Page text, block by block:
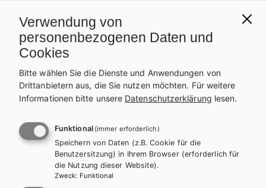
P
d
n
a
V
e
aEs konnten keine passenden
Produkte gefunden werden.
Verwendung von
personenbezogenen Daten und
Cookies
Bitte wählen Sie die Dienste und Anwendungen von
Drittanbietern aus, die Sie nutzen möchten. Für weitere
Informationen bitte unsere Datenschutzerklärung lesen.
Funktional (immer erforderlich)
Speichern von Daten (z.B. Cookie für die
Benutzersitzung) in Ihrem Browser (erforderlich für
die Nutzung dieser Website).
Zweck: Funktional